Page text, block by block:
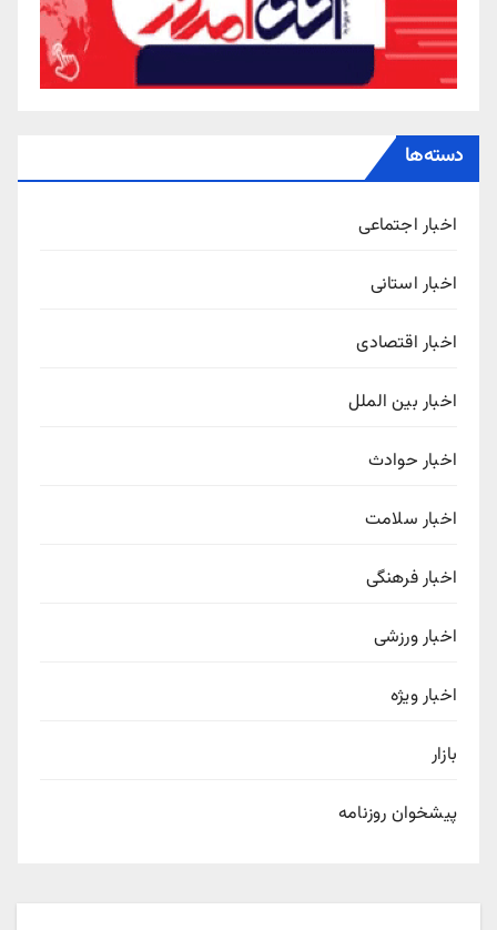
دسته‌ها
اخبار اجتماعی
اخبار استانی
اخبار اقتصادی
اخبار بین الملل
اخبار حوادث
اخبار سلامت
اخبار فرهنگی
اخبار ورزشی
اخبار ویژه
بازار
پیشخوان روزنامه